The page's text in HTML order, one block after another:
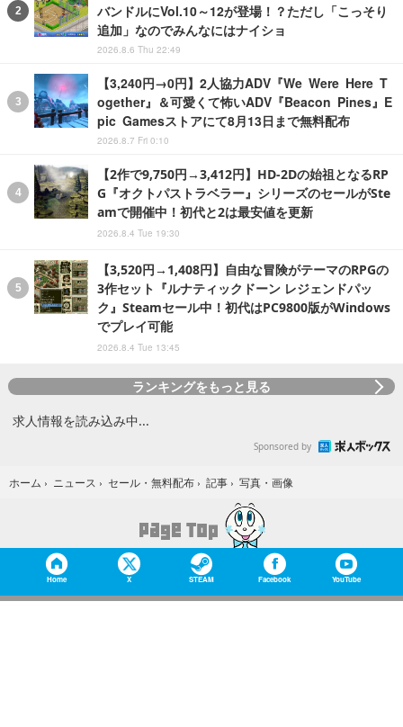
バンドルにVol.10～12が登場！？ただし「こっそり
追加」なのでみんなにはナイショ
2026.8.6 Thu 22:49
【3,240円→0円】2人協力ADV『We Were Here T
ogether』＆可愛くて怖いADV『Beacon Pines』E
pic Gamesストアにて8月13日まで無料配布
2026.8.7 Fri 0:10
【2作で9,750円→3,412円】HD-2Dの始祖となるRP
G『オクトパストラベラー』シリーズのセールがSte
amで開催中！初代と2は最安値を更新
2026.8.4 Tue 19:30
【3,520円→1,408円】自由な冒険がテーマのRPGの
3作セット『ルナティックドーン レジェンドパッ
ク』Steamセール中！初代はPC9800版がWindows
でプレイ可能
2026.8.4 Tue 13:45
ランキングをもっと見る
通訳/ゲーム開発・配信会社での翻訳・通訳のお仕事/駅近/通
ゲーム/システムエンジニア/基本設計/ゲーム会社/Windows